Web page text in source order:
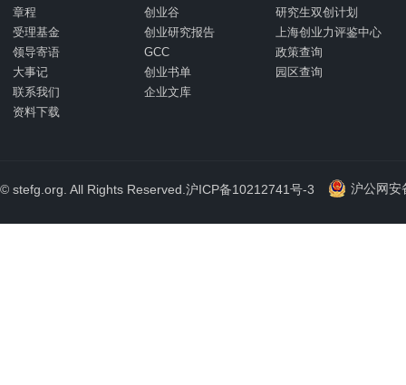
章程
受理基金
领导寄语
大事记
联系我们
资料下载
创业谷
研究生双创计划
创业研究报告
上海创业力评鉴中心
GCC
政策查询
创业书单
园区查询
企业文库
© stefg.org. All Rights Reserved. 沪ICP备10212741号-3 沪公网安